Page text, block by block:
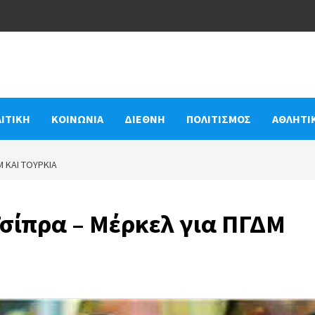
ΚΟΙΝΩΝΙΑ ΔΙΕΘΝΗ ΠΟΛΙΤΙΣΜΟΣ
ΚΑΙ ΤΟΥΡΚΊΑ
– Μέρκελ για ΠΓΔΜ